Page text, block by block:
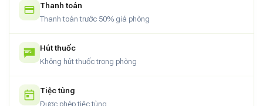
Thanh toán
Thanh toán trước 50% giá phòng
Hút thuốc
Không hút thuốc trong phòng
Tiệc tùng
Được phép tiệc tùng